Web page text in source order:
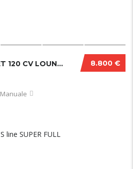
8.800 €
FIAT 500L 1.6 MULTIJET 120 CV LOUNGE 2018 FULL
Manuale